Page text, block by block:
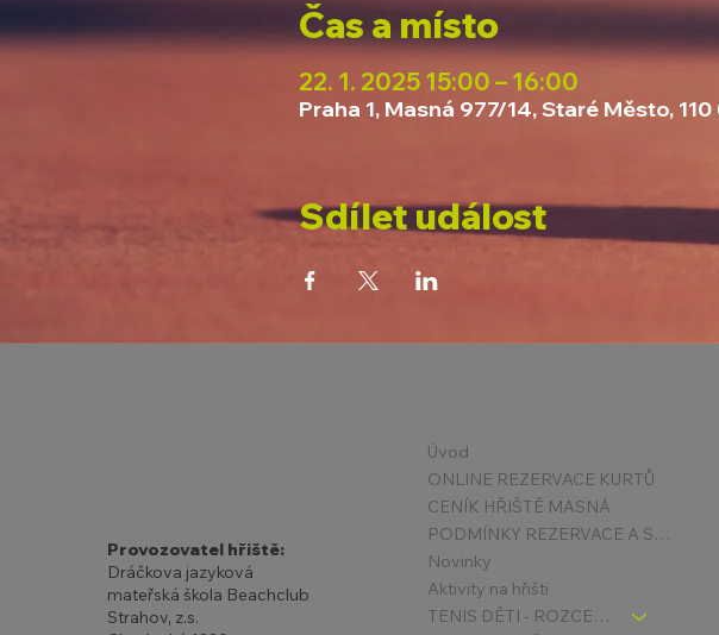
Čas a místo
22. 1. 2025 15:00 – 16:00
Praha 1, Masná 977/14, Staré Město,
Sdílet událost
Provozovatel hřiště:
Dráčkova jazyková
mateřská škola Beachclub
Strahov, z.s.
Úvod
ONLINE REZERVACE KURTŮ
CENÍK HŘIŠTĚ MASNÁ
PODMÍNKY REZERVACE A STORNA
Novinky
Aktivity na hřišti
TENIS DĚTI - ROZCESTNÍK